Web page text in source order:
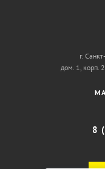
г.
дом. 1, корп.
8